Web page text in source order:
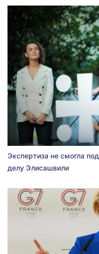
Экспертиза не смогла
делу Элисашвили